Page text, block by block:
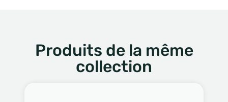
Produits de la même
collection